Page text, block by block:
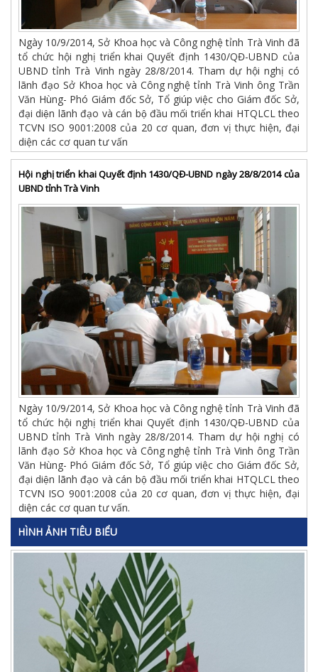
Ngày 10/9/2014, Sở Khoa học và Công nghệ tỉnh Trà Vinh đã
tổ chức hội nghị triển khai Quyết định 1430/QĐ-UBND của
UBND tỉnh Trà Vinh ngày 28/8/2014. Tham dự hội nghị có
lãnh đạo Sở Khoa học và Công nghệ tỉnh Trà Vinh ông Trần
Văn Hùng- Phó Giám đốc Sở, Tổ giúp việc cho Giám đốc Sở,
đại diện lãnh đạo và cán bộ đầu mối triển khai HTQLCL theo
TCVN ISO 9001:2008 của 20 cơ quan, đơn vị thực hiện, đại
diện các cơ quan tư vấn
Hội nghị triển khai Quyết định 1430/QĐ-UBND ngày 28/8/2014 của
UBND tỉnh Trà Vinh
Ngày 10/9/2014, Sở Khoa học và Công nghệ tỉnh Trà Vinh đã
tổ chức hội nghị triển khai Quyết định 1430/QĐ-UBND của
UBND tỉnh Trà Vinh ngày 28/8/2014. Tham dự hội nghị có
lãnh đạo Sở Khoa học và Công nghệ tỉnh Trà Vinh ông Trần
Văn Hùng- Phó Giám đốc Sở, Tổ giúp việc cho Giám đốc Sở,
đại diện lãnh đạo và cán bộ đầu mối triển khai HTQLCL theo
TCVN ISO 9001:2008 của 20 cơ quan, đơn vị thực hiện, đại
diện các cơ quan tư vấn.
HÌNH ẢNH TIÊU BIỂU